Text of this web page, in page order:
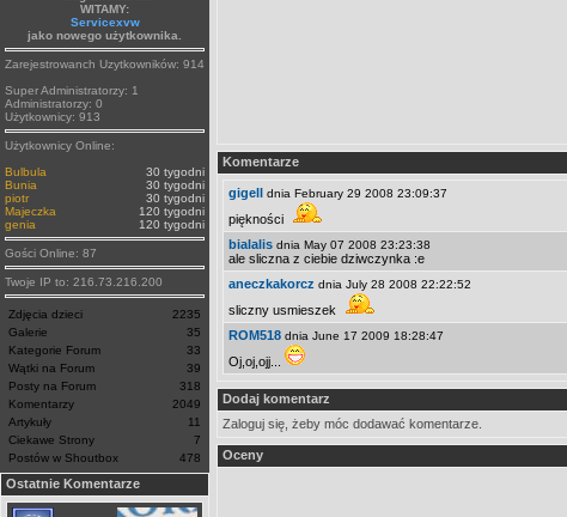
WITAMY:
Servicexvw
jako nowego użytkownika.
Zarejestrowanch Uzytkowników: 914
Super Administratorzy: 1
Administratorzy: 0
Użytkownicy: 913
Użytkownicy Online:
Bulbula
30 tygodni
Bunia
30 tygodni
piotr
30 tygodni
Majeczka
120 tygodni
genia
120 tygodni
Gości Online: 87
Twoje IP to: 216.73.216.200
Zdjęcia dzieci
2235
Galerie
35
Kategorie Forum
33
Wątki na Forum
39
Posty na Forum
318
Komentarzy
2049
Artykuły
11
Ciekawe Strony
7
Postów w Shoutbox
478
Ostatnie Komentarze
Komentarze
gigell dnia February 29 2008 23:09:37
piękności
bialalis dnia May 07 2008 23:23:38
ale sliczna z ciebie dziwczynka :e
aneczkakorcz dnia July 28 2008 22:22:52
sliczny usmieszek
ROM518 dnia June 17 2009 18:28:47
Oj,oj,ojj...
Dodaj komentarz
Zaloguj się, żeby móc dodawać komentarze.
Oceny